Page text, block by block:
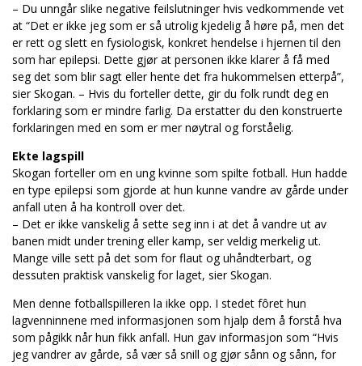
– Du unngår slike negative feilslutninger hvis vedkommende vet
at “Det er ikke jeg som er så utrolig kjedelig å høre på, men det
er rett og slett en fysiologisk, konkret hendelse i hjernen til den
som har epilepsi. Dette gjør at personen ikke klarer å få med
seg det som blir sagt eller hente det fra hukommelsen etterpå”,
sier Skogan. – Hvis du forteller dette, gir du folk rundt deg en
forklaring som er mindre farlig. Da erstatter du den konstruerte
forklaringen med en som er mer nøytral og forståelig.
Ekte lagspill
Skogan forteller om en ung kvinne som spilte fotball. Hun hadde
en type epilepsi som gjorde at hun kunne vandre av gårde under
anfall uten å ha kontroll over det.
– Det er ikke vanskelig å sette seg inn i at det å vandre ut av
banen midt under trening eller kamp, ser veldig merkelig ut.
Mange ville sett på det som for flaut og uhåndterbart, og
dessuten praktisk vanskelig for laget, sier Skogan.
Men denne fotballspilleren la ikke opp. I stedet fôret hun
lagvenninnene med informasjonen som hjalp dem å forstå hva
som pågikk når hun fikk anfall. Hun gav informasjon som “Hvis
jeg vandrer av gårde, så vær så snill og gjør sånn og sånn, for